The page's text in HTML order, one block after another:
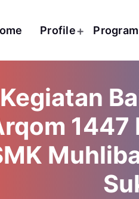
Profile
Kegiatan
1447